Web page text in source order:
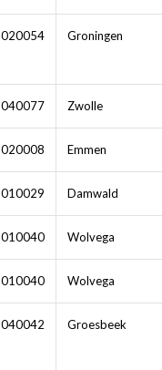
020054 Groningen
040077 Zwolle
020008 Emmen
010029 Damwald
010040 Wolvega
010040 Wolvega
040042 Groesbeek